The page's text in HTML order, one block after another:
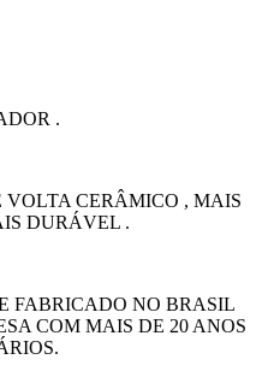
.
CERÂMICO , MAIS
DURÁVEL .
FABRICADO NO BRASIL
COM MAIS DE 20 ANOS